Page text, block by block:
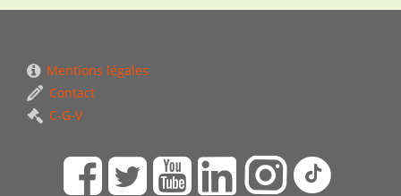
Mentions légales
Contact
C-G-V